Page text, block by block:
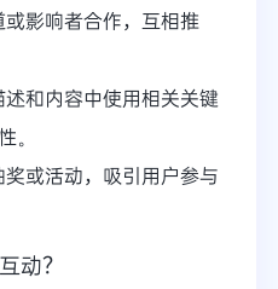
影响者合作，互相推
和内容中使用相关关键
。
奖或活动，吸引用户参与
动？